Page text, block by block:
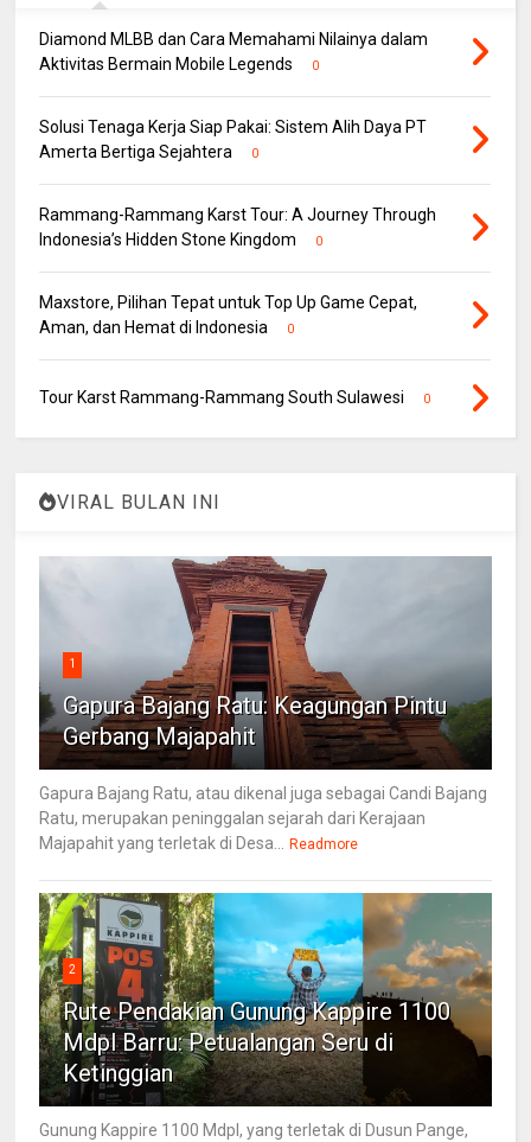
Diamond MLBB dan Cara Memahami Nilainya dalam
Aktivitas Bermain Mobile Legends
0
Solusi Tenaga Kerja Siap Pakai: Sistem Alih Daya PT
Amerta Bertiga Sejahtera
0
Rammang-Rammang Karst Tour: A Journey Through
Indonesia’s Hidden Stone Kingdom
0
Maxstore, Pilihan Tepat untuk Top Up Game Cepat,
Aman, dan Hemat di Indonesia
0
Tour Karst Rammang-Rammang South Sulawesi 0
VIRAL BULAN INI
1
Gapura Bajang Ratu: Keagungan Pintu
Gerbang Majapahit
Gapura Bajang Ratu, atau dikenal juga sebagai Candi Bajang
Ratu, merupakan peninggalan sejarah dari Kerajaan
Majapahit yang terletak di Desa... Readmore
2
Rute Pendakian Gunung Kappire 1100
Mdpl Barru: Petualangan Seru di
Ketinggian
Gunung Kappire 1100 Mdpl, yang terletak di Dusun Pange,